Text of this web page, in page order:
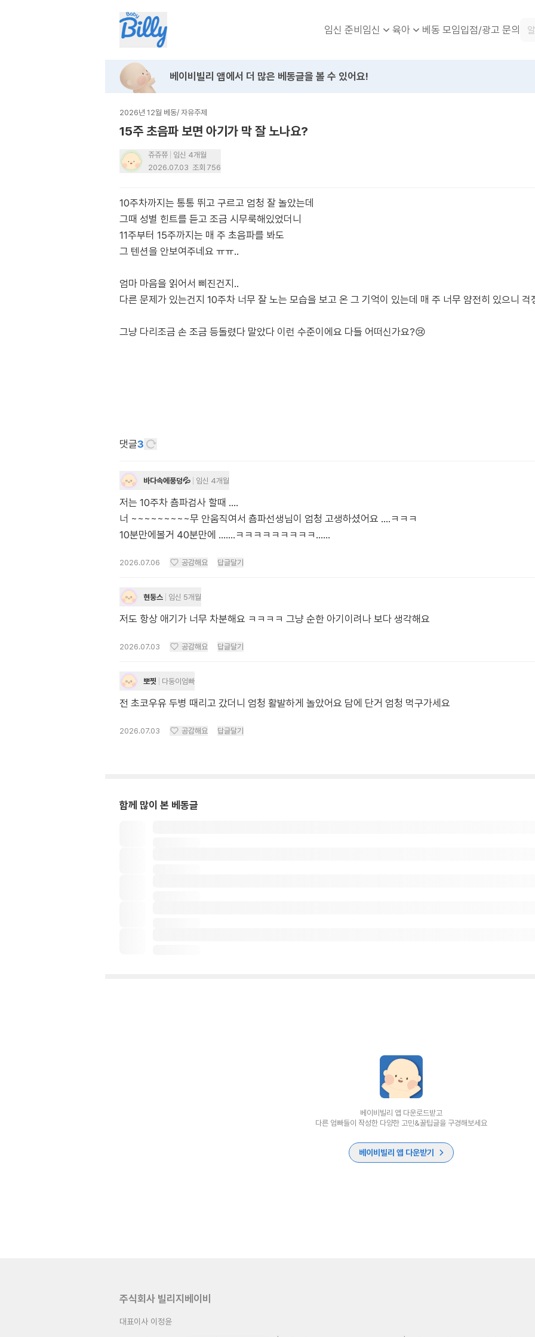
임신 준비임신 육아 베동 모임입점/광고 문의
베이비빌리 앱에서 더 많은 베동글을 볼 수 있어요!
2026년 12월 베동/ 자유주제
15주 초음파 보면 아기가 막 잘 노나요?
쥬쥬쮸
임신 4개월
2026.07.03 조회 756
10주차까지는 통통 뛰고 구르고 엄청 잘 놀았는데
그때 성별 힌트를 듣고 조금 시무룩해있었더니
11주부터 15주까지는 매 주 초음파를 봐도
그 텐션을 안보여주네요 ㅠㅠ..
엄마 마음을 읽어서 삐진건지..
다른 문제가 있는건지 10주차 너무 잘 노는 모습을 보고 온 그 기억이 있는데 매 주 너무 얌전히 있으니 걱
그냥 다리조금 손 조금 등돌렸다 말았다 이런 수준이에요 다들 어떠신가요?😢
댓글3
바다속에풍덩💦 임신 4개월
저는 10주차 춈파검사 할때 ....
너 ~~~~~~~~~무 안움직여서 춈파선생님이 엄청 고생하셨어요 ....ㅋㅋㅋ
10분만에볼거 40분만에 .......ㅋㅋㅋㅋㅋㅋㅋㅋㅋ......
2026.07.06 공감해요 답글달기
현둥스 임신 5개월
저도 항상 애기가 너무 차분해요 ㅋㅋㅋㅋ 그냥 순한 아기이려나 보다 생각해요
2026.07.03 공감해요 답글달기
뽀찟 다둥이엄빠
전 초코우유 두병 때리고 갔더니 엄청 활발하게 놀았어요 담에 단거 엄청 먹구가세요
2026.07.03 공감해요 답글달기
함께 많이 본 베동글
베이비빌리 앱 다운로드받고
다른 엄빠들이 작성한 다양한 고민&꿀팁글을 구경해보세요
베이비빌리 앱 다운받기
주식회사 빌리지베이비
대표이사 이정윤